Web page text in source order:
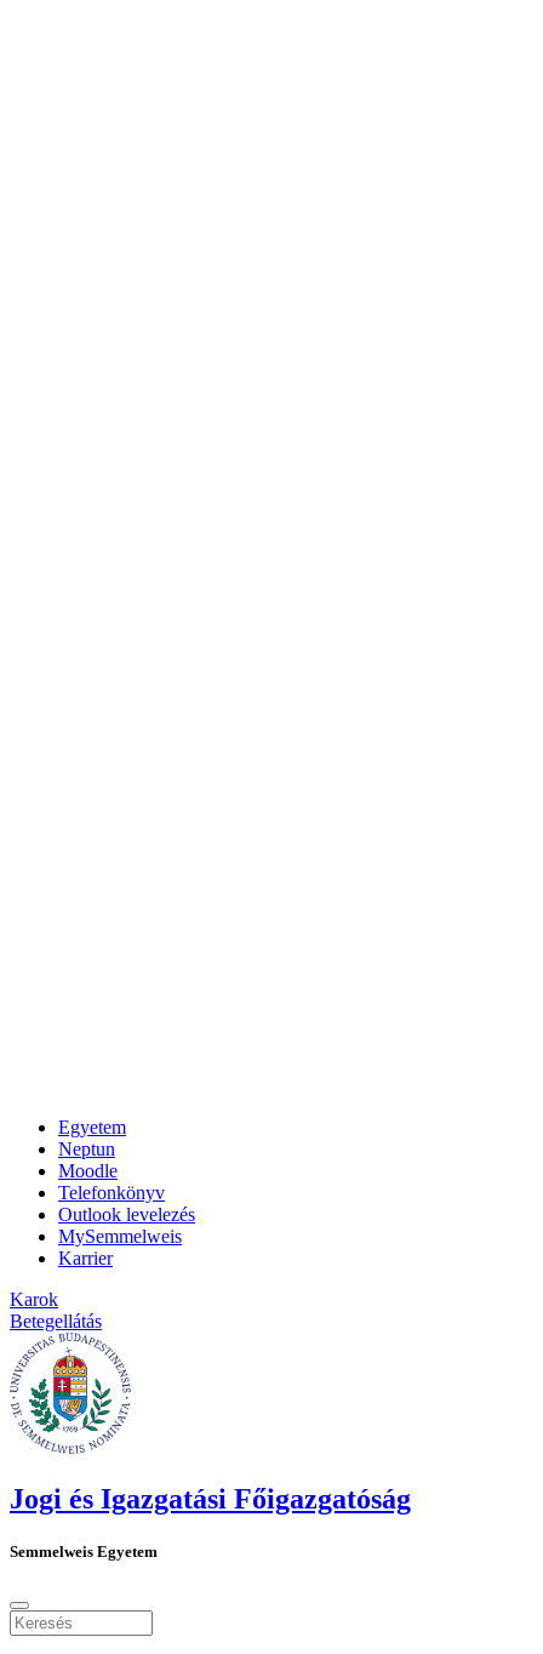
Egyetem
Neptun
Moodle
Telefonkönyv
Outlook levelezés
MySemmelweis
Karrier
Karok
Betegellátás
Jogi és Igazgatási Főigazgatóság
Semmelweis Egyetem